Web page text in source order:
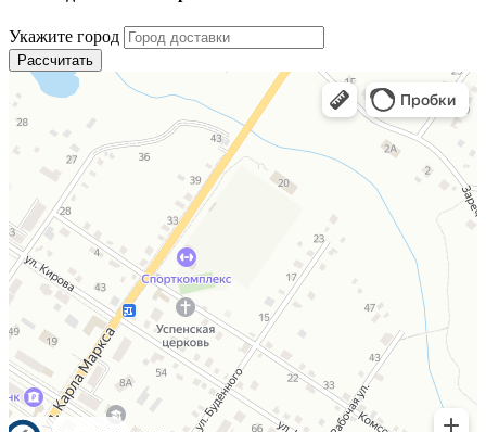
Укажите город
Рассчитать